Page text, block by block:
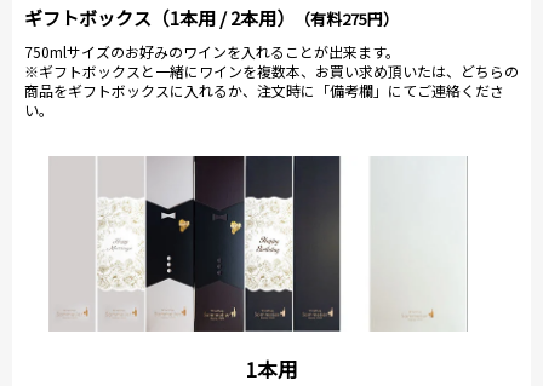
ギフトボックス（1本用 / 2本用） （有料275円）
750mlサイズのお好みのワインを入れることが出来ます。
※ギフトボックスと一緒にワインを複数本、お買い求め頂いたは、どちらの
商品をギフトボックスに入れるか、注文時に「備考欄」にてご連絡くださ
い。
1本用